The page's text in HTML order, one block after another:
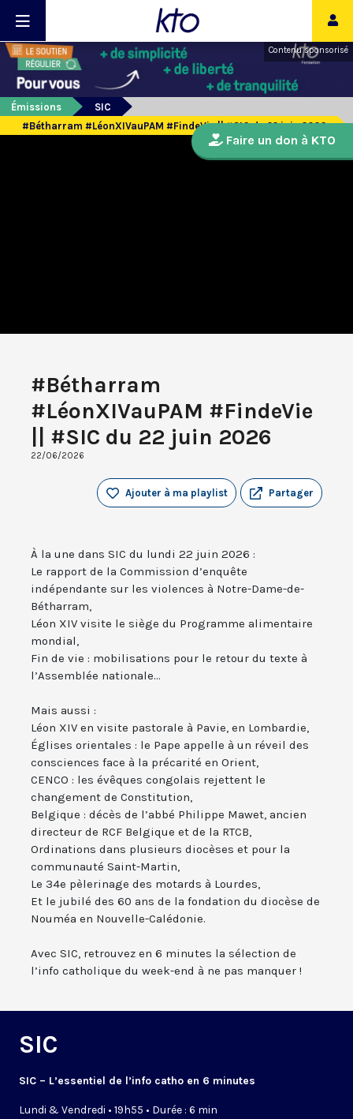
Contenu sponsorisé
Émissions
SIC
#Bétharram #LéonXIVauPAM #FindeVie || #SIC du 22 juin 2026
#Bétharram
#LéonXIVauPAM #FindeVie
|| #SIC du 22 juin 2026
22/06/2026
Partager
Ajouter à ma playlist
À la une dans SIC du lundi 22 juin 2026 :
Le rapport de la Commission d’enquête
indépendante sur les violences à Notre-Dame-de-
Bétharram,
Léon XIV visite le siège du Programme alimentaire
mondial,
Fin de vie : mobilisations pour le retour du texte à
l’Assemblée nationale...
Mais aussi :
Léon XIV en visite pastorale à Pavie, en Lombardie,
Églises orientales : le Pape appelle à un réveil des
consciences face à la précarité en Orient,
CENCO : les évêques congolais rejettent le
changement de Constitution,
Belgique : décès de l’abbé Philippe Mawet, ancien
directeur de RCF Belgique et de la RTCB,
Ordinations dans plusieurs diocèses et pour la
communauté Saint-Martin,
Le 34e pèlerinage des motards à Lourdes,
Et le jubilé des 60 ans de la fondation du diocèse de
Nouméa en Nouvelle-Calédonie.
Avec SIC, retrouvez en 6 minutes la sélection de
l’info catholique du week-end à ne pas manquer !
SIC
SIC – L’essentiel de l’info catho en 6 minutes
Lundi & Vendredi • 19h55 • Durée : 6 min
Faire un don à KTO